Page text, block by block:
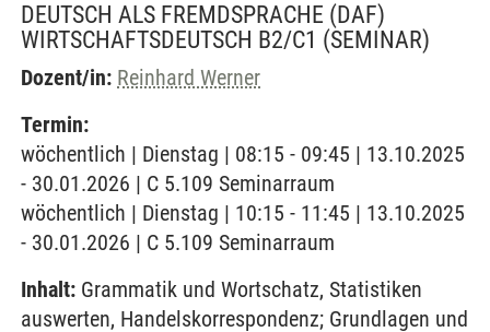
DEUTSCH ALS FREMDSPRACHE (DAF)
WIRTSCHAFTSDEUTSCH B2/C1 (SEMINAR)
Dozent/in: Reinhard Werner
Termin:
wöchentlich | Dienstag | 08:15 - 09:45 | 13.10.2025
- 30.01.2026 | C 5.109 Seminarraum
wöchentlich | Dienstag | 10:15 - 11:45 | 13.10.2025
- 30.01.2026 | C 5.109 Seminarraum
Inhalt: Grammatik und Wortschatz, Statistiken
auswerten, Handelskorrespondenz; Grundlagen und